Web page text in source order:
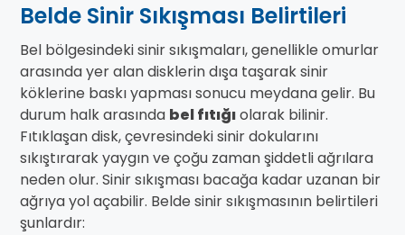
Belde Sinir Sıkışması Belirtileri
Bel bölgesindeki sinir sıkışmaları, genellikle omurlar
arasında yer alan disklerin dışa taşarak sinir
köklerine baskı yapması sonucu meydana gelir. Bu
durum halk arasında bel fıtığıolarak bilinir.
Fıtıklaşan disk, çevresindeki sinir dokularını
sıkıştırarak yaygın ve çoğu zaman şiddetli ağrılara
neden olur. Sinir sıkışması bacağa kadar uzanan bir
ağrıya yol açabilir. Belde sinir sıkışmasının belirtileri
şunlardır: